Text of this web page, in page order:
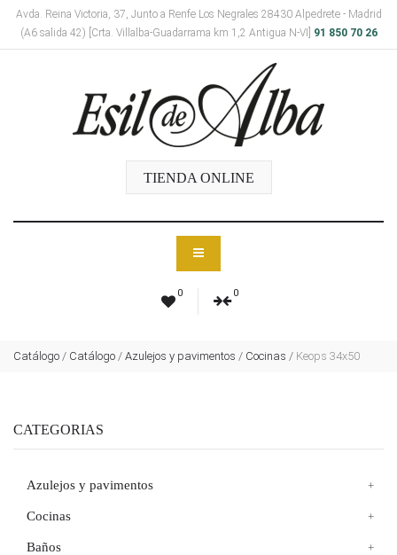
Avda. Reina Victoria, 37, Junto a Renfe Los Negrales 28430 Alpedrete - Madrid
(A6 salida 42) [Crta. Villalba-Guadarrama km 1,2 Antigua N-VI]
91 850 70 26
TIENDA ONLINE
0 0
Catálogo / Catálogo / Azulejos y pavimentos / Cocinas / Keops 34x50
CATEGORIAS
Azulejos y pavimentos
Cocinas
Baños